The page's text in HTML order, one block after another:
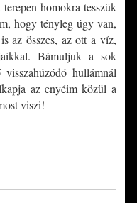
homokra tesszük
hogy tényleg úgy van,
az összes, az ott a víz,
Bámuljuk a sok
hullámnál
az enyéim közül a
viszi!